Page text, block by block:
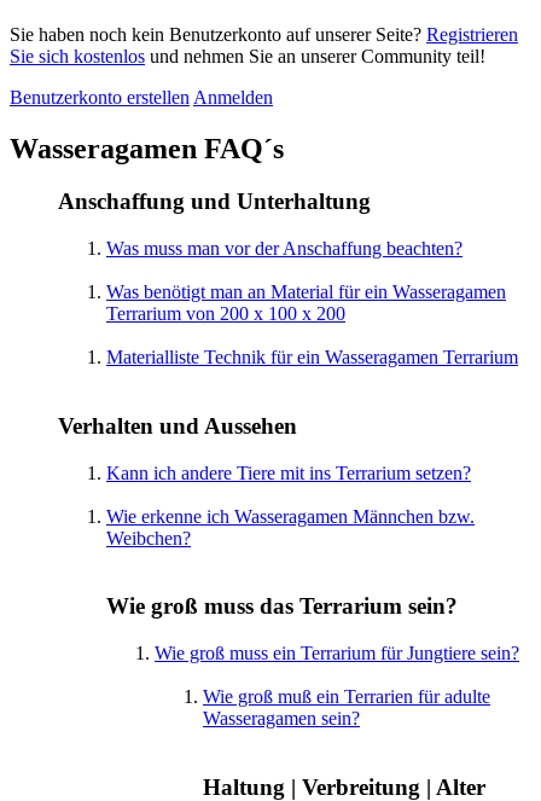
Sie haben noch kein Benutzerkonto auf unserer Seite? Registrieren
Sie sich kostenlos und nehmen Sie an unserer Community teil!
Benutzerkonto erstellen Anmelden
Wasseragamen FAQ´s
Anschaffung und Unterhaltung
Was muss man vor der Anschaffung beachten?
Was benötigt man an Material für ein Wasseragamen
Terrarium von 200 x 100 x 200
Materialliste Technik für ein Wasseragamen Terrarium
Verhalten und Aussehen
Kann ich andere Tiere mit ins Terrarium setzen?
Wie erkenne ich Wasseragamen Männchen bzw.
Weibchen?
Wie groß muss das Terrarium sein?
Wie groß muss ein Terrarium für Jungtiere sein?
Wie groß muß ein Terrarien für adulte
Wasseragamen sein?
Haltung | Verbreitung | Alter